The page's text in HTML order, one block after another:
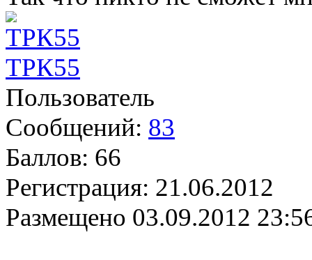
ТРК55
Пользователь
Сообщений: 83
Баллов: 66
Регистрация: 21.06.2012
Размещено 03.09.2012